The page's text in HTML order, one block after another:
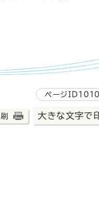
ページ
大きな文字で